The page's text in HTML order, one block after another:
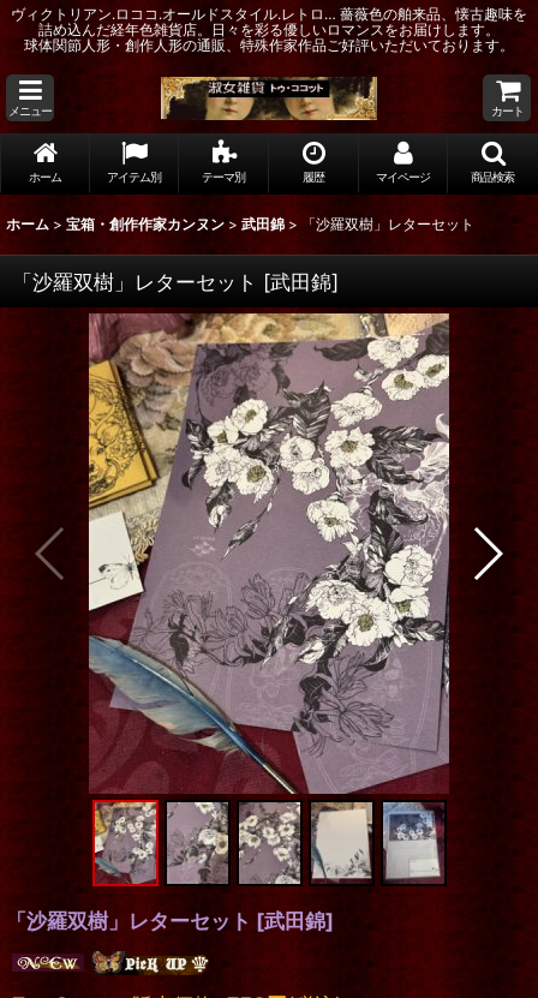
ヴィクトリアン.ロココ.オールドスタイル.レトロ… 薔薇色の舶来品、懐古趣味を
詰め込んだ経年色雑貨店。日々を彩る優しいロマンスをお届けします。
球体関節人形・創作人形の通販、特殊作家作品ご好評いただいております。
メニュー カート
ホーム アイテム別 テーマ別 履歴 マイページ 商品検索
ホーム > 宝箱・創作作家カンヌン > 武田錦 > 「沙羅双樹」レターセット
「沙羅双樹」レターセット [武田錦]
「沙羅双樹」レターセット [武田錦]